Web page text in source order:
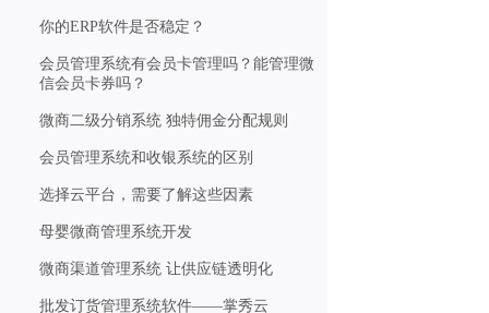
你的ERP软件是否稳定？
会员管理系统有会员卡管理吗？能管理微
信会员卡券吗？
微商二级分销系统 独特佣金分配规则
会员管理系统和收银系统的区别
选择云平台，需要了解这些因素
母婴微商管理系统开发
微商渠道管理系统 让供应链透明化
批发订货管理系统软件——掌秀云